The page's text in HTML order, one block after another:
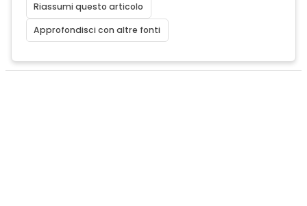
Riassumi questo articolo
Approfondisci con altre fonti